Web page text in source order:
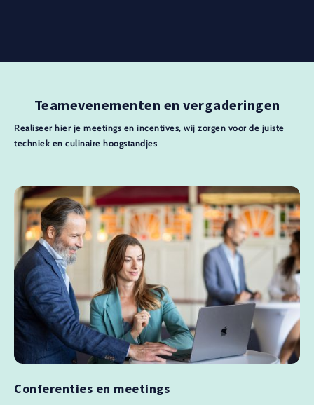
Teamevenementen en vergaderingen
Realiseer hier je meetings en incentives, wij zorgen voor de juiste
techniek en culinaire hoogstandjes
Conferenties en meetings